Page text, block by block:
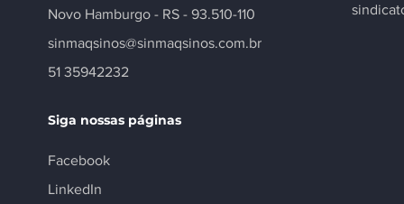
Novo Hamburgo - RS - 93.510-110
sinmaqsinos@sinmaqsinos.com.br
51 35942232
Siga nossas páginas
Facebook
LinkedIn